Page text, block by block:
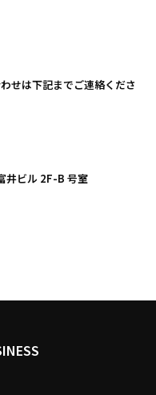
せは下記までご連絡くださ
井ビル 2F-B 号室